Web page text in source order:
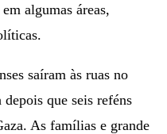
algumas áreas,
saíram às ruas no
que seis reféns
As famílias e grande